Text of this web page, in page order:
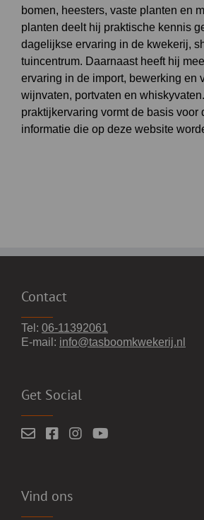
bomen, heesters, vaste planten en
planten deelt hij praktische kennis
dagelijkse ervaring in de kwekerij,
tuincentrum. Daarnaast heeft hij
ervaring in de import, bewerking en
wijnvaten, portvaten en
praktijkervaring vormt de basis voor
informatie die op deze website
Contact
Tel: 06-11392061
E-mail: info@tasboomkwekerij.nl
Get Social
Vind ons